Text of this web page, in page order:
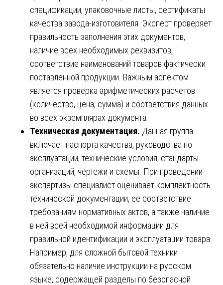
спецификации, упаковочные листы, сертификаты
качества завода-изготовителя. Эксперт проверяет
правильность заполнения этих документов,
наличие всех необходимых реквизитов,
соответствие наименований товаров фактически
поставленной продукции. Важным аспектом
является проверка арифметических расчетов
(количество, цена, сумма) и соответствия данных
во всех экземплярах документа.
Техническая документация. Данная группа
включает паспорта качества, руководства по
эксплуатации, технические условия, стандарты
организаций, чертежи и схемы. При проведении
экспертизы специалист оценивает комплектность
технической документации, ее соответствие
требованиям нормативных актов, а также наличие
в ней всей необходимой информации для
правильной идентификации и эксплуатации товара.
Например, для сложной бытовой техники
обязательно наличие инструкции на русском
языке, содержащей разделы по безопасной